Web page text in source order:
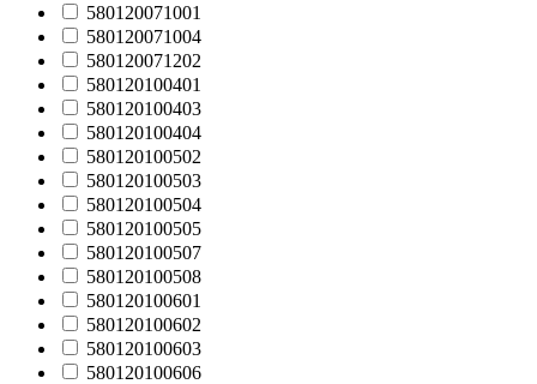
580120071001
580120071004
580120071202
580120100401
580120100403
580120100404
580120100502
580120100503
580120100504
580120100505
580120100507
580120100508
580120100601
580120100602
580120100603
580120100606